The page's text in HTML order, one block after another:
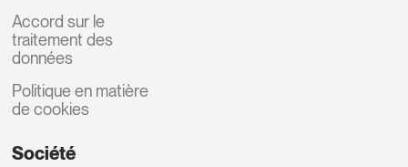
Accord sur le
traitement des
données
Politique en matière
de cookies
Société